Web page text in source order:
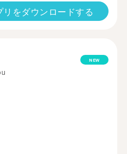
リをダウンロードする
NEW